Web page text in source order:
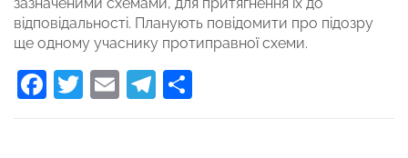
відповідальності. Планують повідомити про підозру
ще одному учаснику протиправної схеми.
Facebook
Twitter
EmailTelegram